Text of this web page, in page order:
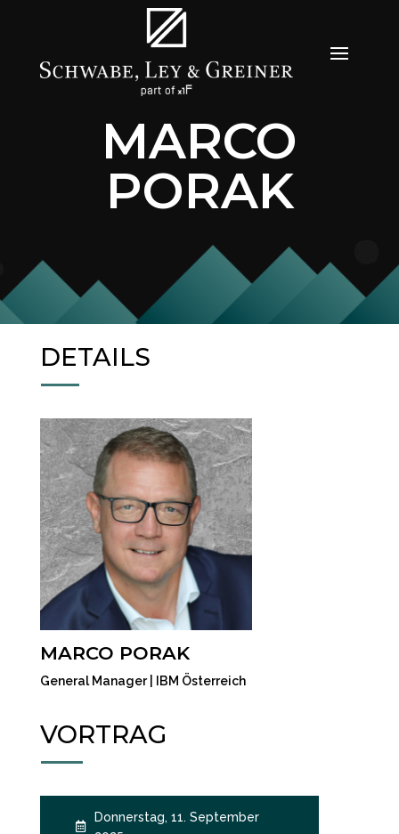
MARCO
PORAK
DETAILS
MARCO PORAK
General Manager | IBM Österreich
VORTRAG

Donnerstag, 11. September